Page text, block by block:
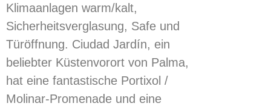
Klimaanlagen warm/kalt,
Sicherheitsverglasung, Safe und
Türöffnung. Ciudad Jardín, ein
beliebter Küstenvorort von Palma,
hat eine fantastische Portixol /
Molinar-Promenade und eine